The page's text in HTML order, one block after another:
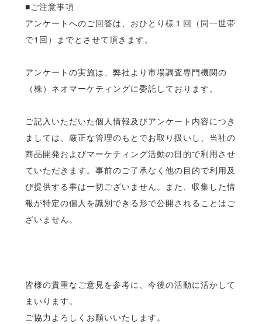
■ご注意事項
アンケートへのご回答は、おひとり様１回（同一世帯
で1回）までとさせて頂きます。
アンケートの実施は、弊社より市場調査専門機関の
（株）ネオマーケティングに委託しております。
ご記入いただいた個人情報及びアンケート内容につき
ましては、厳正な管理のもとでお取り扱いし、当社の
商品開発およびマーケティング活動の目的で利用させ
ていただきます。事前のご了承なく他の目的で利用及
び提供する事は一切ございません。また、収集した情
報が特定の個人を識別できる形で公開されることはご
ざいません。
皆様の貴重なご意見を参考に、今後の活動に活かして
まいります。
ご協力よろしくお願いいたします。